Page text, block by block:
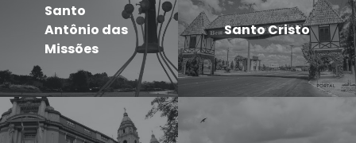
Santo
Antônio das
Missões
Santo Cristo